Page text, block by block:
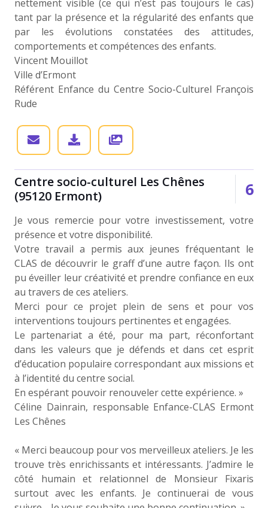
nettement visible (ce qui n’est pas toujours le cas)
tant par la présence et la régularité des enfants que
par les évolutions constatées des attitudes,
comportements et compétences des enfants.
Vincent Mouillot
Ville d’Ermont
Référent Enfance du Centre Socio-Culturel François
Rude
Centre socio-culturel Les Chênes
(95120 Ermont)
8
Je vous remercie pour votre investissement, votre
présence et votre disponibilité.
Votre travail a permis aux jeunes fréquentant le
CLAS de découvrir le graff d’une autre façon. Ils ont
pu éveiller leur créativité et prendre confiance en eux
au travers de ces ateliers.
Merci pour ce projet plein de sens et pour vos
interventions toujours pertinentes et engagées.
Le partenariat a été, pour ma part, réconfortant
dans les valeurs que je défends et dans cet esprit
d’éducation populaire correspondant aux missions et
à l’identité du centre social.
En espérant pouvoir renouveler cette expérience. »
Céline Dainrain, responsable Enfance-CLAS Ermont
Les Chênes
« Merci beaucoup pour vos merveilleux ateliers. Je les
trouve très enrichissants et intéressants. J’admire le
côté humain et relationnel de Monsieur Fixaris
surtout avec les enfants. Je continuerai de vous